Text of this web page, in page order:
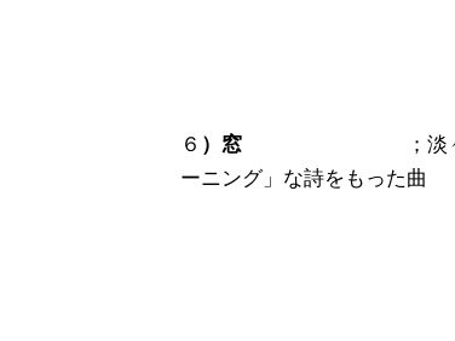
６ ）窓
；淡々とし
ーニング」な詩をもった曲